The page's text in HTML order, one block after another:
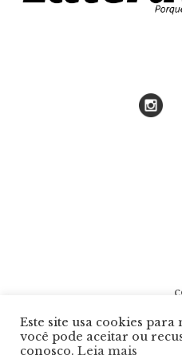
Este site usa cookies
você pode aceitar ou
conosco. Leia mais